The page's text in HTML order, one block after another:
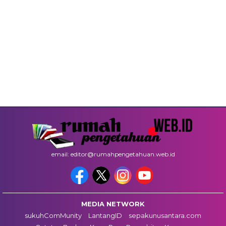
email: editor@rumahpengetahuan.web.id
MEDIA NETWORK
sukuhComMunity
LantangID
sepakunusantara.com